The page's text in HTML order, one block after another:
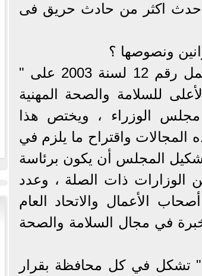
حدث اكثر من حادث حريق فى
ونصوصها ؟
حيث نصت المادة 230 من قانون العمل رقم 12 لسنة 2003 على "
للسلامة والصحة المهنية
الوزراء ، ويختص هذا
واقتراح ما يلزم في
المجلس أن يكون برئاسة
الوزارات ذات الصلة ، وعدد
الأعمال والاتحاد العام
في مجال السلامة والصحة
231 على الاتى " تشكل في كل محافظة بقرار